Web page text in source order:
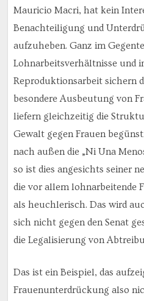
Mauricio Macri, hat kein
Benachteiligung und
aufzuheben. Ganz im
Lohnarbeitsverhältnisse und
Reproduktionsarbeit sichern
besondere Ausbeutung von
liefern gleichzeitig die
Gewalt gegen Frauen
nach außen die „Ni Una
so ist dies angesichts seiner
die vor allem lohnarbeitende
als heuchlerisch. Das wird
sich nicht gegen den Senat
die Legalisierung von
Das ist ein Beispiel, das
Frauenunterdrückung also